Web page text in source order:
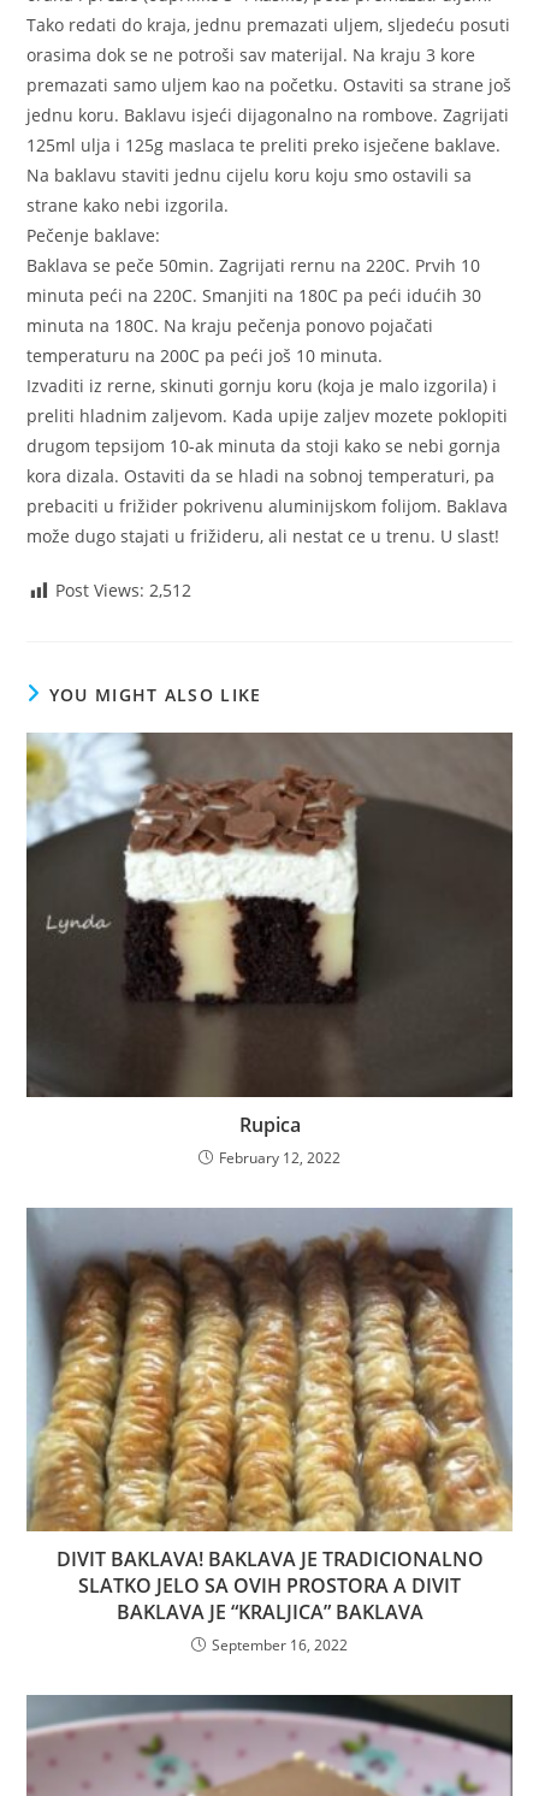
Tako redati do kraja, jednu premazati uljem, sljedeću posuti
orasima dok se ne potroši sav materijal. Na kraju 3 kore
premazati samo uljem kao na početku. Ostaviti sa strane još
jednu koru. Baklavu isjeći dijagonalno na rombove. Zagrijati
125ml ulja i 125g maslaca te preliti preko isječene baklave.
Na baklavu staviti jednu cijelu koru koju smo ostavili sa
strane kako nebi izgorila.
Pečenje baklave:
Baklava se peče 50min. Zagrijati rernu na 220C. Prvih 10
minuta peći na 220C. Smanjiti na 180C pa peći idućih 30
minuta na 180C. Na kraju pečenja ponovo pojačati
temperaturu na 200C pa peći još 10 minuta.
Izvaditi iz rerne, skinuti gornju koru (koja je malo izgorila) i
preliti hladnim zaljevom. Kada upije zaljev mozete poklopiti
drugom tepsijom 10-ak minuta da stoji kako se nebi gornja
kora dizala. Ostaviti da se hladi na sobnoj temperaturi, pa
prebaciti u frižider pokrivenu aluminijskom folijom. Baklava
može dugo stajati u frižideru, ali nestat ce u trenu. U slast!
Post Views: 2,512
YOU MIGHT ALSO LIKE
Rupica
February 12, 2022
DIVIT BAKLAVA! BAKLAVA JE TRADICIONALNO
SLATKO JELO SA OVIH PROSTORA A DIVIT
BAKLAVA JE “KRALJICA” BAKLAVA
September 16, 2022